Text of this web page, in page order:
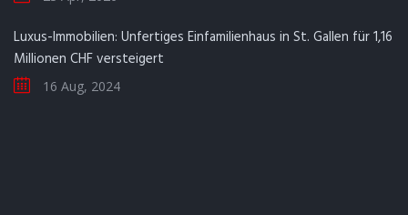
Luxus-Immobilien: Unfertiges Einfamilienhaus in St. Gallen für 1,16
Millionen CHF versteigert
16 Aug, 2024